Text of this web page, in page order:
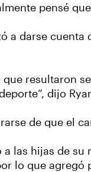
pensé
a darse
que resultaron
dijo
de que el
las hijas de
lo que agregó